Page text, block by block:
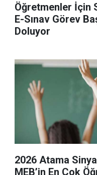
Öğretmenler İçin
E-Sınav Görev
Doluyor
2026 Atama
MEB’in En Çok